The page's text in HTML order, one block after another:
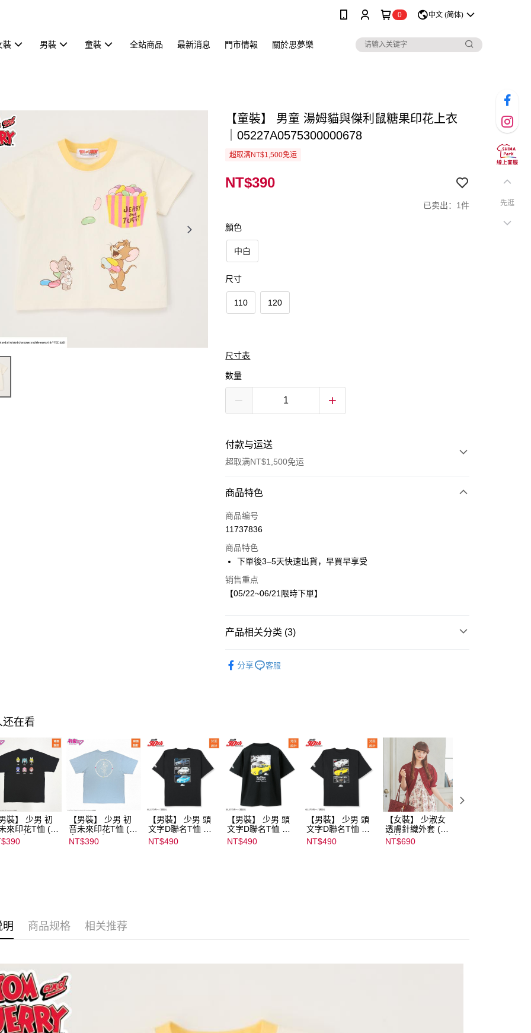
0 中文 (简体)
裝 男裝 童裝 全站商品 最新消息 門市情報 關於思夢樂
【童裝】 男童 湯姆貓與傑利鼠糖果印花上衣
｜05227A0575300000678
超取满NT$1,500免运
NT$390
已卖出：1件
顏色
中白
尺寸
110 120
尺寸表
数量
付款与运送
超取满NT$1,500免运
付款方式
信用卡一次付款
Apple Pay
街口支付
付款後全家取貨
宅配
每笔NT$80，满NT$1,500(含以上)免运费
商品特色
商品编号
11737836
商品特色
下單後3–5天快速出貨，早買早享受
销售重点
【05/22~06/21限時下單】
产品相关分类 (3)
分享 客服
还在看
裝】 少男 初
來印花T恤 (初
ク) ｜
【男裝】 少男 初
音未來印花T恤 (初
音ミク) ｜
08022B01232000
NT$390
【男裝】 少男 頭
文字D聯名T恤 ｜
07102B01232000
15439
NT$490
【男裝】 少男 頭
文字D聯名T恤 ｜
07102B01232000
15434
NT$490
【男裝】 少男 頭
文字D聯名T恤 ｜
07102B01232000
15437
NT$490
【女裝】 少淑女
透膚針織外套 (青
木美沙子m♡petit
by misako)｜
NT$690
明 商品规格 相关推荐
先逛